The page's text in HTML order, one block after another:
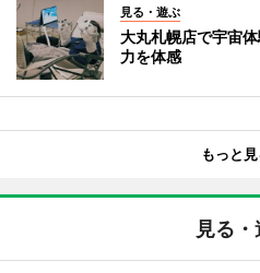
見る・遊ぶ
大丸札幌店で宇宙
力を体感
もっと
見る